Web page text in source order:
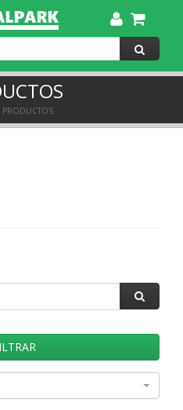
Toggle
Dropdown
PRODUCTOS